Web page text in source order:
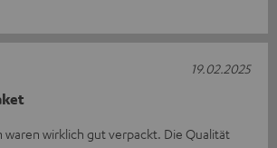
waren wirklich gut verpackt. Die Qualität
19.02.2025